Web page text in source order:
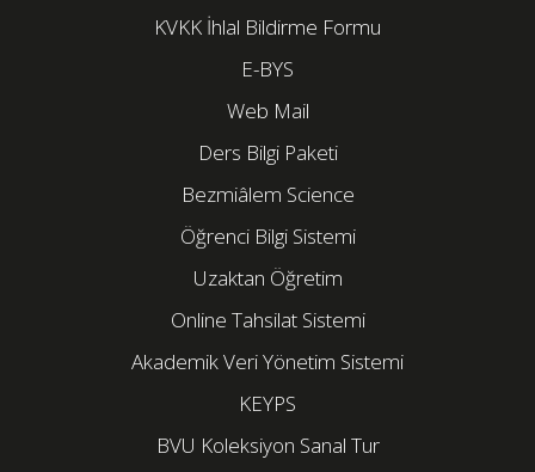
KVKK İhlal Bildirme Formu
E-BYS
Web Mail
Ders Bilgi Paketi
Bezmiâlem Science
Öğrenci Bilgi Sistemi
Uzaktan Öğretim
Online Tahsilat Sistemi
Akademik Veri Yönetim Sistemi
KEYPS
BVU Koleksiyon Sanal Tur